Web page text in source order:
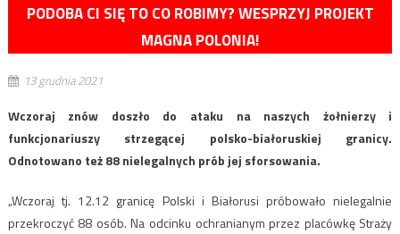
PODOBA CI SIĘ TO CO ROBIMY? WESPRZYJ PROJEKT
MAGNA POLONIA!
13 grudnia 2021
Wczoraj znów doszło do ataku na naszych żołnierzy i
funkcjonariuszy strzegącej polsko-białoruskiej granicy.
Odnotowano też 88 nielegalnych prób jej sforsowania.
„Wczoraj tj. 12.12 granicę Polski i Białorusi próbowało nielegalnie
przekroczyć 88 osób. Na odcinku ochranianym przez placówkę Straży